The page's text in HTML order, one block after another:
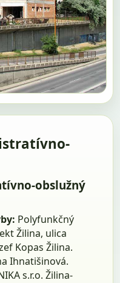
obslužný
Polyfunkčný
Žilina, ulica
Kopas Žilina.
Ihnatišinová.
s.r.o. Žilina-